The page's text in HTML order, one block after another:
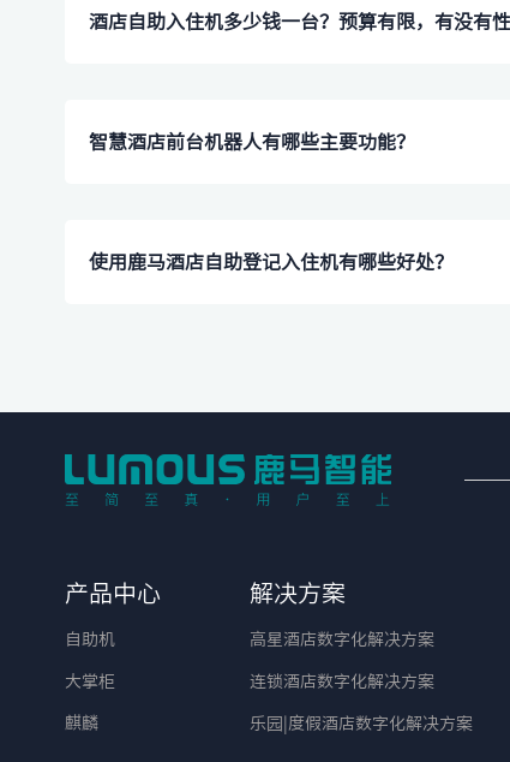
智慧酒店前台机器人有哪些主要功能？
​使用鹿马酒店自助登记入住机有哪些好处？
产品中心
自助机
大掌柜
麒麟
解决方案
高星酒店数字化解决方案
连锁酒店数字化解决方案
乐园|度假酒店数字化解决方案